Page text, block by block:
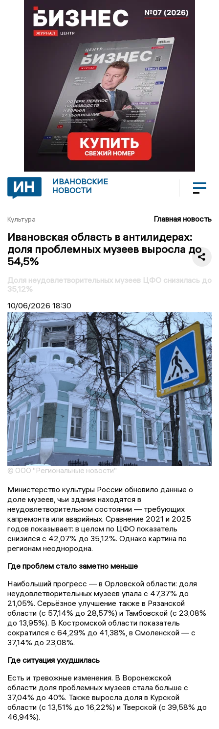
ИВАНОВСКИЕ
НОВОСТИ
Культура Главная новость
Ивановская область в антилидерах:
доля проблемных музеев выросла до
54,5%
Доля неудовлетворительных музеев ЦФО снизилась до
35,12%
10/06/2026 18:30
© ООО "Региональные новости"
Министерство культуры России обновило данные о
доле музеев, чьи здания находятся в
неудовлетворительном состоянии — требующих
капремонта или аварийных. Сравнение 2021 и 2025
годов показывает: в целом по ЦФО показатель
снизился с 42,07% до 35,12%. Однако картина по
регионам неоднородна.
Где проблем стало заметно меньше
Наибольший прогресс — в Орловской области: доля
неудовлетворительных музеев упала с 47,37% до
21,05%. Серьёзное улучшение также в Рязанской
области (с 57,14% до 28,57%) и Тамбовской (с 23,08%
до 13,95%). В Костромской области показатель
сократился с 64,29% до 41,38%, в Смоленской — с
37,14% до 23,08%.
Где ситуация ухудшилась
Есть и тревожные изменения. В Воронежской
области доля проблемных музеев стала больше с
37,04% до 40%. Также выросла доля в Курской
области (с 13,51% до 16,22%) и Тверской (с 39,58% до
46,94%).